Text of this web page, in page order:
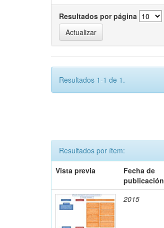
Resultados por página
Resultados 1-1 de 1.
Resultados por ítem:
Vista previa
Fecha de
publicación
2015